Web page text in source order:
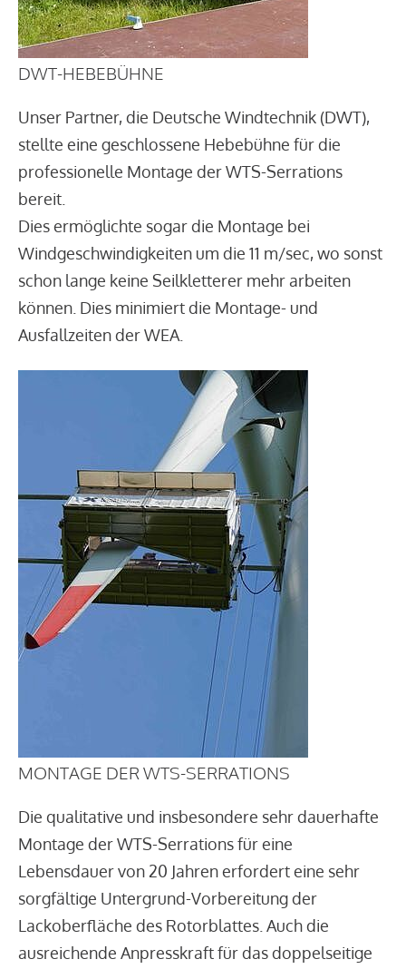
DWT-HEBEBÜHNE
Unser Partner, die Deutsche Windtechnik (DWT),
stellte eine geschlossene Hebebühne für die
professionelle Montage der WTS-Serrations
bereit.
Dies ermöglichte sogar die Montage bei
Windgeschwindigkeiten um die 11 m/sec, wo sonst
schon lange keine Seilkletterer mehr arbeiten
können. Dies minimiert die Montage- und
Ausfallzeiten der WEA.
MONTAGE DER WTS-SERRATIONS
Die qualitative und insbesondere sehr dauerhafte
Montage der WTS-Serrations für eine
Lebensdauer von 20 Jahren erfordert eine sehr
sorgfältige Untergrund-Vorbereitung der
Lackoberfläche des Rotorblattes. Auch die
ausreichende Anpresskraft für das doppelseitige